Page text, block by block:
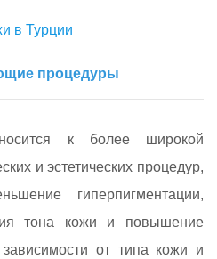
в Турции
процедуры
к более широкой
и эстетических процедур,
гиперпигментации,
тона кожи и повышение
от типа кожи и